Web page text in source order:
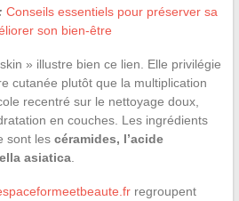
Conseils essentiels pour préserver sa
son bien-être
» illustre bien ce lien. Elle privilégie
cutanée plutôt que la multiplication
recentré sur le nettoyage doux,
en couches. Les ingrédients
sont les céramides, l’acide
asiatica.
regroupent